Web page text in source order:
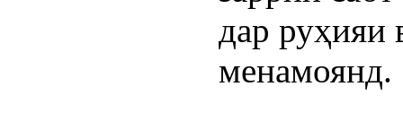
дар руҳияи
менамоянд.